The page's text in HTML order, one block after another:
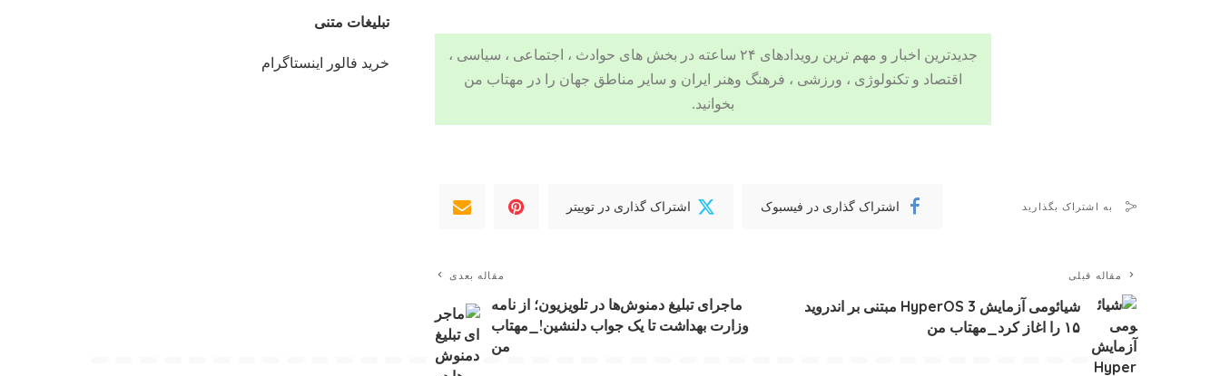
جدیدترین اخبار و مهم ترین رویدادهای ۲۴ ساعته در بخش های حوادث ، اجتماعی ، سیاسی ،
اقتصاد وتکنولوژی ، ورزشی ، فرهنگ وهنر ایران و سایر مناطق جهان را در مهتاب من
بخوانید.
به اشتراک بگذارید اشتراک گذاری در فیسبوک اشتراک گذاری در توییتر
مقاله قبلی
شیائومی آزمایش HyperOS 3 مبتنی بر اندروید
۱۵ را اغاز کرد_مهتاب من
مقاله بعدی
ماجرای تبلیغ دمنوش‌ها در تلویزیون؛ از نامه
وزارت بهداشت تا یک جواب دلنشین!_مهتاب
من
تبلیغات متنی
خرید فالور اینستاگرام